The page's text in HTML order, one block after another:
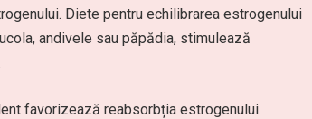
Diete pentru echilibrarea estrogenului
andivele sau păpădia, stimulează
favorizează reabsorbția estrogenului.